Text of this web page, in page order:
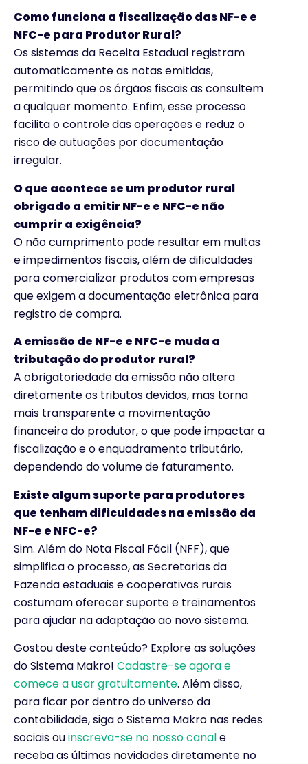
Como funciona a fiscalização das NF-e e
NFC-e para Produtor Rural?
Os sistemas da Receita Estadual registram
automaticamente as notas emitidas,
permitindo que os órgãos fiscais as consultem
a qualquer momento. Enfim, esse processo
facilita o controle das operações e reduz o
risco de autuações por documentação
irregular.
O que acontece se um produtor rural
obrigado a emitir NF-e e NFC-e não
cumprir a exigência?
O não cumprimento pode resultar em multas
e impedimentos fiscais, além de dificuldades
para comercializar produtos com empresas
que exigem a documentação eletrônica para
registro de compra.
A emissão de NF-e e NFC-e muda a
tributação do produtor rural?
A obrigatoriedade da emissão não altera
diretamente os tributos devidos, mas torna
mais transparente a movimentação
financeira do produtor, o que pode impactar a
fiscalização e o enquadramento tributário,
dependendo do volume de faturamento.
Existe algum suporte para produtores
que tenham dificuldades na emissão da
NF-e e NFC-e?
Sim. Além do Nota Fiscal Fácil (NFF), que
simplifica o processo, as Secretarias da
Fazenda estaduais e cooperativas rurais
costumam oferecer suporte e treinamentos
para ajudar na adaptação ao novo sistema.
Gostou deste conteúdo? Explore as soluções
do Sistema Makro! Cadastre-se agora e
comece a usar gratuitamente. Além disso,
para ficar por dentro do universo da
contabilidade, siga o Sistema Makro nas redes
sociais ouinscreva-se no nosso canale
receba as últimas novidades diretamente no